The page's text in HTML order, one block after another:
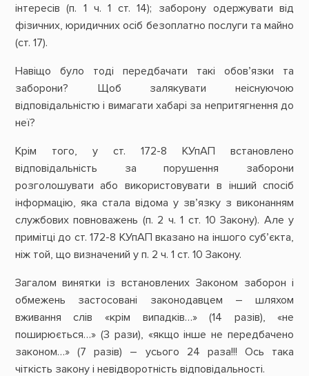
інтересів (п. 1 ч. 1 ст. 14); заборону одержувати від
фізичних, юридичних осіб безоплатно послуги та майно
(ст. 17).
Навіщо було тоді передбачати такі обов’язки та
заборони? Щоб залякувати неіснуючою
відповідальністю і вимагати хабарі за непритягнення до
неї?
Крім того, у ст. 172-8 КУпАП встановлено
відповідальність за порушення заборони
розголошувати або використовувати в інший спосіб
інформацію, яка стала відома у зв’язку з виконанням
службових повноважень (п. 2 ч. 1 ст. 10 Закону). Але у
примітці до ст. 172-8 КУпАП вказано на іншого суб’єкта,
ніж той, що визначений у п. 2 ч. 1 ст. 10 Закону.
Загалом винятки із встановлених Законом заборон і
обмежень застосовані законодавцем – шляхом
вживання слів «крім випадків…» (14 разів), «не
поширюється…» (3 рази), «якщо інше не передбачено
законом…» (7 разів) – усього 24 раза!!! Ось така
чіткість закону і невідворотність відповідальності.